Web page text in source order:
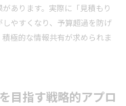
あります。実際に「見積もり
やすくなり、予算超過を防げ
極的な情報共有が求められま
目指す戦略的アプロ